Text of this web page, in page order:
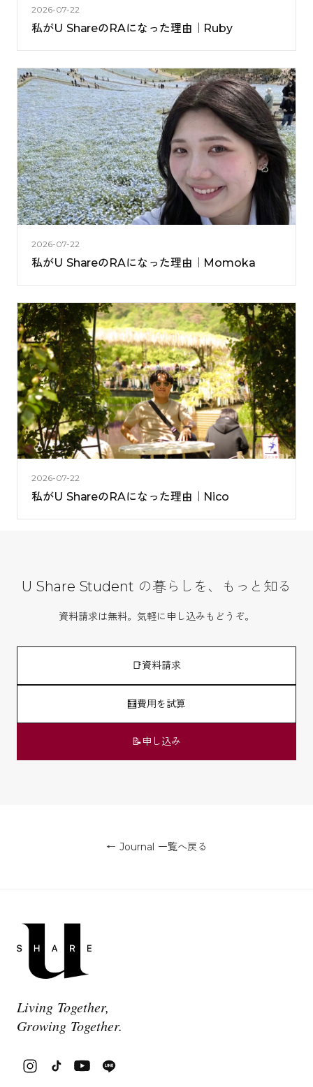
2026-07-22
私がU ShareのRAになった理由｜Ruby
2026-07-22
私がU ShareのRAになった理由｜Momoka
2026-07-22
私がU ShareのRAになった理由｜Nico
U Share Student の暮らしを、もっと知る
資料請求は無料。気軽に申し込みもどうぞ。
📑資料請求
🧮費用を試算
📝申し込み
← Journal 一覧へ戻る
Living Together,
Growing Together.